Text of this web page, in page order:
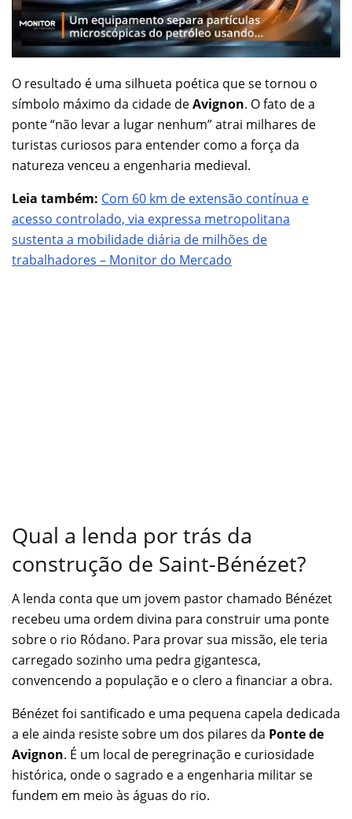
O resultado é uma silhueta poética que se tornou o
símbolo máximo da cidade deAvignon. O fato de a
ponte “não levar a lugar nenhum” atrai milhares de
turistas curiosos para entender como a força da
natureza venceu a engenharia medieval.
Leia também: Com 60 km de extensão contínua e
acesso controlado, via expressa metropolitana
sustenta a mobilidade diária de milhões de
trabalhadores – Monitor do Mercado
Qual a lenda por trás da
construção de Saint-Bénézet?
A lenda conta que um jovem pastor chamado Bénézet
recebeu uma ordem divina para construir uma ponte
sobre o rio Ródano. Para provar sua missão, ele teria
carregado sozinho uma pedra gigantesca,
convencendo a população e o clero a financiar a obra.
Bénézet foi santificado e uma pequena capela dedicada
a ele ainda resiste sobre um dos pilares da Ponte de
Avignon. É um local de peregrinação e curiosidade
histórica, onde o sagrado e a engenharia militar se
fundem em meio às águas do rio.